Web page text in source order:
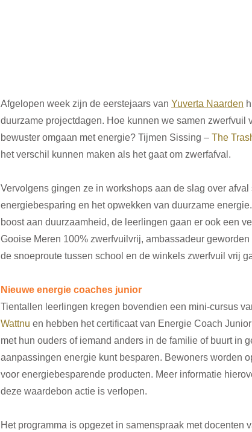
Afgelopen week zijn de eerstejaars van Yuverta Naarden
duurzame projectdagen. Hoe kunnen we samen zwerfvuil
bewuster omgaan met energie? Tijmen Sissing – The
het verschil kunnen maken als het gaat om zwerfafval.
Vervolgens gingen ze in workshops aan de slag over
energiebesparing en het opwekken van duurzame
boost aan duurzaamheid, de leerlingen gaan er ook een
Gooise Meren 100% zwerfvuilvrij, ambassadeur
de snoeproute tussen school en de winkels zwerfvuil vrij
Nieuwe energie coaches junior
Tientallen leerlingen kregen bovendien een mini-cursus
Wattnu en hebben het certificaat van Energie Coach
met hun ouders of iemand anders in de familie of buurt in
aanpassingen energie kunt besparen. Bewoners worden
voor energiebesparende producten. Meer informatie
deze waardebon actie is verlopen.
Het programma is opgezet in samenspraak met docenten